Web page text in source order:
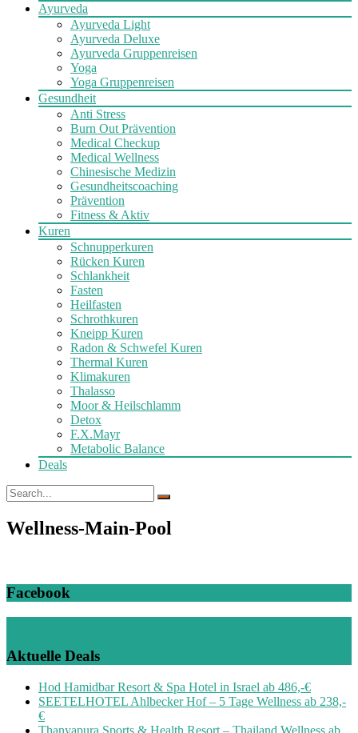
Ayurveda
Ayurveda Light
Ayurveda Deluxe
Ayurveda Gruppenreisen
Yoga
Yoga Gruppenreisen
Gesundheit
Anti Stress
Burn Out Prävention
Medical Checkup
Medical Wellness
Chinesische Medizin
Gesundheitscoaching
Prävention
Fitness & Aktiv
Kuren
Schnupperkuren
Rücken Kuren
Schlankheit
Fasten
Heilfasten
Schrothkuren
Kneipp Kuren
Radon & Schwefel Kuren
Thermal Kuren
Klimakuren
Thalasso
Moor & Heilschlamm
Detox
F.X.Mayr
Metabolic Balance
Deals
Wellness-Main-Pool
Facebook
Aktuelle Deals
Hod Hamidbar Resort & Spa Hotel in Israel ab 486,-€
SEETELHOTEL Ahlbecker Hof – 5 Tage Wellness ab 238,-
€
Thanyapura Sports & Health Resort – Thailand Wellness ab